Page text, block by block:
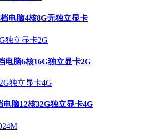
电脑4核8G无独立显卡
电脑6核16G独立显卡2G
电脑12核32G独立显卡4G